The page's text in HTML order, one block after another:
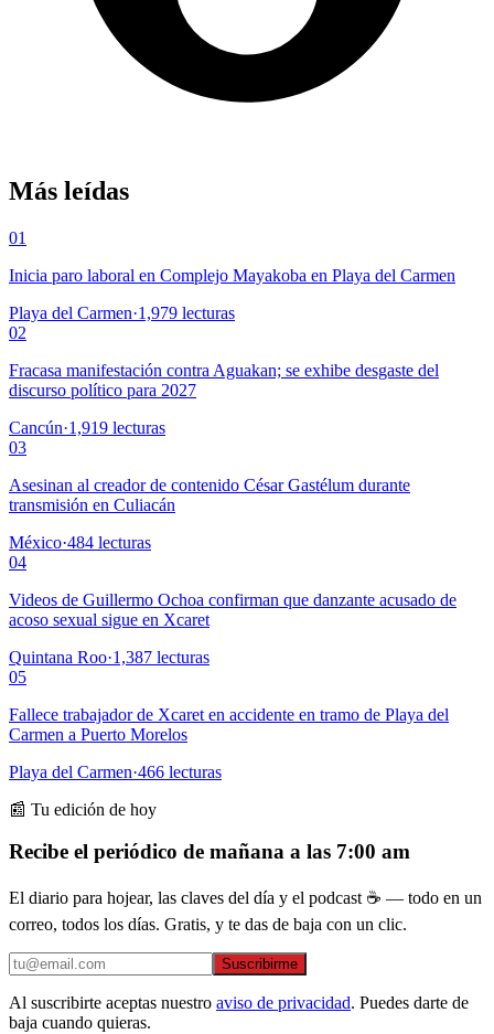
Más leídas
01
Inicia paro laboral en Complejo Mayakoba en Playa del Carmen
Playa del Carmen·1,979 lecturas
02
Fracasa manifestación contra Aguakan; se exhibe desgaste del
discurso político para 2027
Cancún·1,919 lecturas
03
Asesinan al creador de contenido César Gastélum durante
transmisión en Culiacán
México·484 lecturas
04
Videos de Guillermo Ochoa confirman que danzante acusado de
acoso sexual sigue en Xcaret
Quintana Roo·1,387 lecturas
05
Fallece trabajador de Xcaret en accidente en tramo de Playa del
Carmen a Puerto Morelos
Playa del Carmen·466 lecturas
📰 Tu edición de hoy
Recibe el periódico de mañana a las 7:00 am
El diario para hojear, las claves del día y el podcast ☕ — todo en un
correo, todos los días. Gratis, y te das de baja con un clic.
Suscribirme
Al suscribirte aceptas nuestro aviso de privacidad. Puedes darte de
baja cuando quieras.